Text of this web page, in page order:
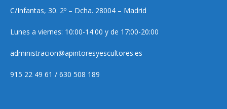
C/Infantas, 30. 2º – Dcha. 28004 – Madrid
Lunes a viernes: 10:00-14:00 y de 17:00-20:00
administracion@apintoresyescultores.es
915 22 49 61 / 630 508 189